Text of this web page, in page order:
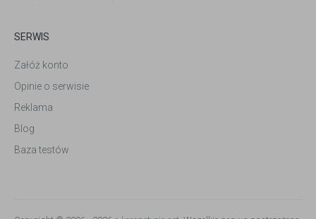
SERWIS
Załóż konto
Opinie o serwisie
Reklama
Blog
Baza testów